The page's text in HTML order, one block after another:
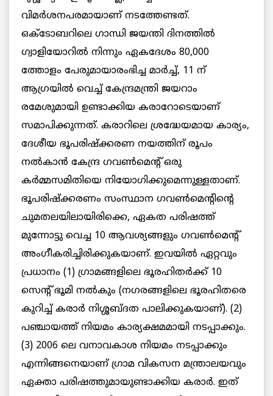
വിമര്‍ശനപരമായാണ് നടത്തേണ്ടത്.
ഒക്ടോബറിലെ ഗാന്ധി ജയന്തി ദിനത്തില്‍
ഗ്വാളിയോറില്‍ നിന്നും ഏകദേശം 80,000
ത്തോളം പേരുമായാരംഭിച്ച മാര്‍ച്ച്, 11 ന്
ആഗ്രയില്‍ വെച്ച് കേന്ദ്രമന്ത്രി ജയറാം
രമേശുമായി ഉണ്ടാക്കിയ കരാറോടെയാണ്
സമാപിക്കുന്നത്. കരാറിലെ ശ്രദ്ധേയമായ കാര്യം,
ദേശീയ ഭൂപരിഷ്ക്കരണ നയത്തിന് രൂപം
നല്‍കാന്‍ കേന്ദ്ര ഗവണ്‍മെന്റ് ഒരു
കര്‍മ്മസമിതിയെ നിയോഗിക്കുമെന്നുള്ളതാണ്.
ഭൂപരിഷ്ക്കരണം സംസ്ഥാന ഗവണ്‍മെന്റിന്റെ
ചുമതലയിലായിരിക്കെ, ഏകത പരിഷത്ത്
മുന്നോട്ടു വെച്ച 10 ആവശ്യങ്ങളും ഗവണ്‍മെന്റ്
അംഗീകരിച്ചിരിക്കുകയാണ്. ഇവയില്‍ ഏറ്റവും
പ്രധാനം (1) ഗ്രാമങ്ങളിലെ ഭൂരഹിതര്‍ക്ക് 10
സെന്റ് ഭൂമി നല്‍കും (നഗരങ്ങളിലെ ഭൂരഹിതരെ
കുറിച്ച് കരാര്‍ നിശ്ശബ്ദത പാലിക്കുകയാണ്). (2)
പഞ്ചായത്ത് നിയമം കാര്യക്ഷമമായി നടപ്പാക്കും.
(3) 2006 ലെ വനാവകാശ നിയമം നടപ്പാക്കും
എന്നിങ്ങനെയാണ് ഗ്രാമ വികസന മന്ത്രാലയവും
ഏക്താ പരിഷത്തുമായുണ്ടാക്കിയ കരാര്‍. ഇത്